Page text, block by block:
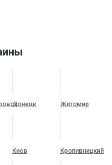
Донецк Житомир
Киев Кропивницкий